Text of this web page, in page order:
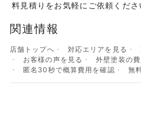
料見積りをお気軽にご依頼くださ
関連情報
店舗トップへ 対応エリアを見る
お客様の声を見る
外壁塗装の
匿名30秒で概算費用を確認
無